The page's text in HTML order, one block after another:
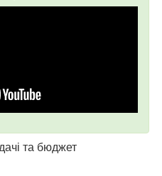
та бюджет